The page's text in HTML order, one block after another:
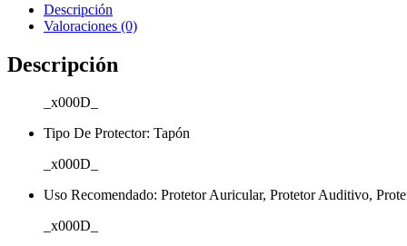
CAJA
cantidad
Descripción
Valoraciones (0)
Descripción
_x000D_
Tipo De Protector: Tapón
_x000D_
Uso Recomendado: Protetor Auricular, Protetor Auditivo,
_x000D_